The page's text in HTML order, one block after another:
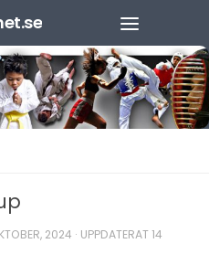
2024 · UPPDATERAT14